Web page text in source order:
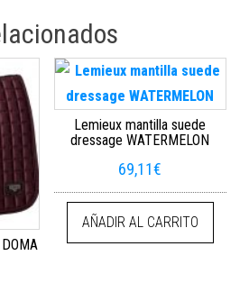
Lemieux mantilla suede
dressage WATERMELON
69,11€
AÑADIR AL CARRITO